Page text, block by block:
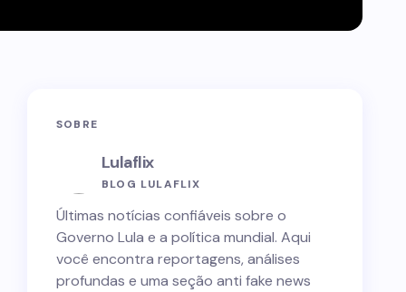
SOBRE
Lulaflix
BLOG LULAFLIX
Últimas notícias confiáveis sobre o
Governo Lula e a política mundial. Aqui
você encontra reportagens, análises
profundas e uma seção anti fake news